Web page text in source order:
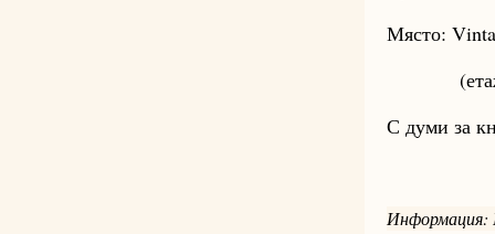
Място:
(етаж 1,
С думи за
Информация: